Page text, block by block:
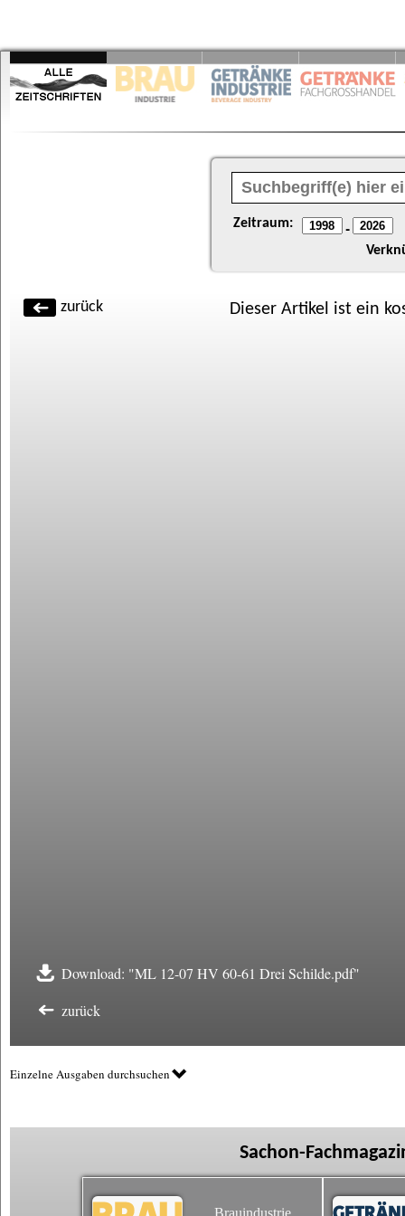
Zeitraum: -
zurück Dieser Artikel ist ein
Download: "ML 12-07 HV 60-61 Drei Schilde.pdf"
zurück
Einzelne Ausgaben durchsuchen
Sachon-
Brauindustrie